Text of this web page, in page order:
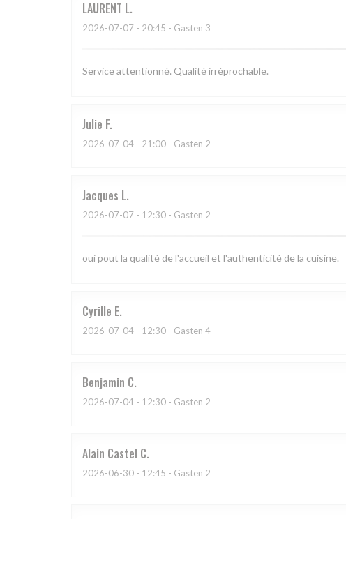
LAURENT L
2026-07-07 - 20:45 - Gasten 3
Service attentionné. Qualité irréprochable.
Julie F
2026-07-04 - 21:00 - Gasten 2
Jacques L
2026-07-07 - 12:30 - Gasten 2
oui pout la qualité de l'accueil et l'authenticité de la cuisine.
Cyrille E
2026-07-04 - 12:30 - Gasten 4
Benjamin C
2026-07-04 - 12:30 - Gasten 2
Alain Castel C
2026-06-30 - 12:45 - Gasten 2